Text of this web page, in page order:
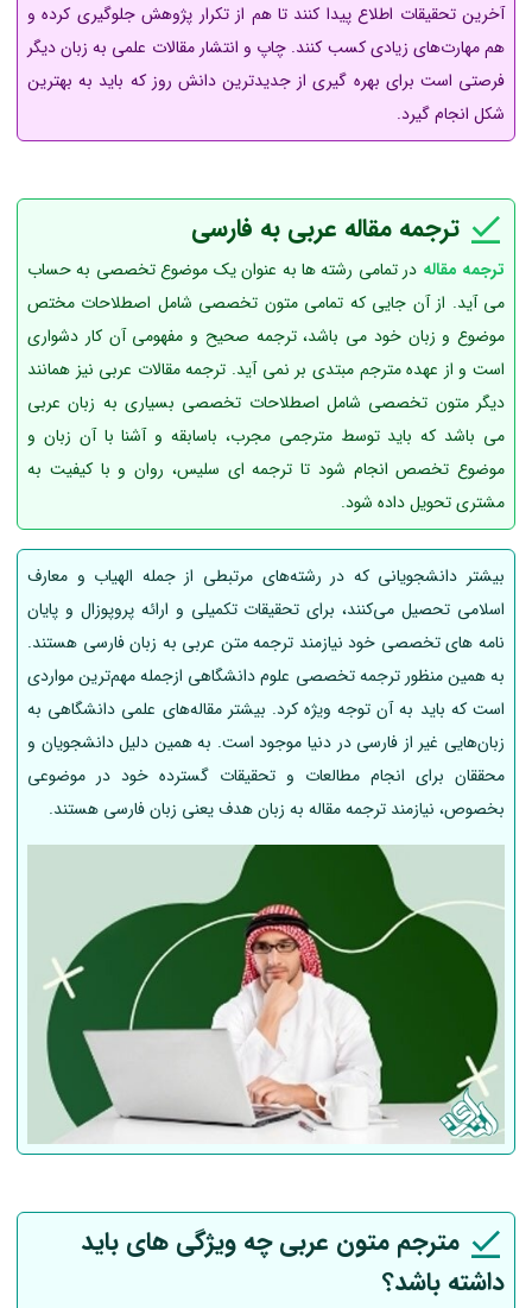
آخرین تحقیقات اطلاع پیدا کنند تا هم از تکرار پژوهش جلوگیری کرده و
هم مهارت‌های زیادی کسب کنند. چاپ و انتشار مقالات علمی به زبان دیگر
فرصتی است برای بهره گیری از جدیدترین دانش روز که باید به بهترین
شکل انجام گیرد.
ترجمه مقاله عربی به فارسی
ترجمه مقاله در تمامی رشته ها به عنوان یک موضوع تخصصی به حساب
می آید. از آن جایی که تمامی متون تخصصی شامل اصطلاحات مختص
موضوع و زبان خود می باشد، ترجمه صحیح و مفهومی آن کار دشواری
است و از عهده مترجم مبتدی بر نمی آید. ترجمه مقالات عربی نیز همانند
دیگر متون تخصصی شامل اصطلاحات تخصصی بسیاری به زبان عربی
می باشد که باید توسط مترجمی مجرب، باسابقه و آشنا با آن زبان و
موضوع تخصص انجام شود تا ترجمه ای سلیس، روان و با کیفیت به
مشتری تحویل داده شود.
بیشتر دانشجویانی که در رشته‌های مرتبطی از جمله الهیاب و معارف
اسلامی تحصیل می‌کنند، برای تحقیقات تکمیلی و ارائه پروپوزال‌ و پایان
نامه های تخصصی خود نیازمند ترجمه متن عربی به زبان فارسی هستند.
به همین منظور ترجمه تخصصی علوم دانشگاهی ازجمله مهم‌ترین مواردی
است که باید به آن توجه ویژه کرد. بیشتر مقاله‌های علمی دانشگاهی به
زبان‌هایی غیر از فارسی در دنیا موجود است. به همین دلیل دانشجویان و
محققان برای انجام مطالعات و تحقیقات گسترده خود در موضوعی
بخصوص، نیازمند ترجمه مقاله به زبان هدف یعنی زبان فارسی هستند.
مترجم متون عربی چه ویژگی های باید
داشته باشد؟